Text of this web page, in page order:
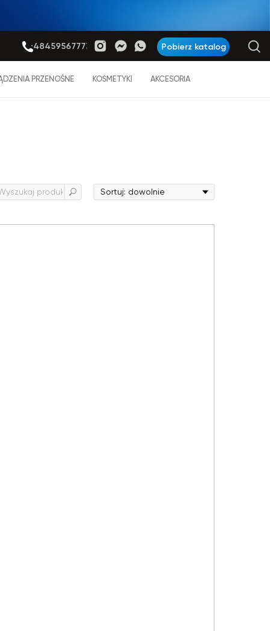
Pobierz katalog
+48459567773
PRZENOŚNE KOSMETYKI AKCESORIA